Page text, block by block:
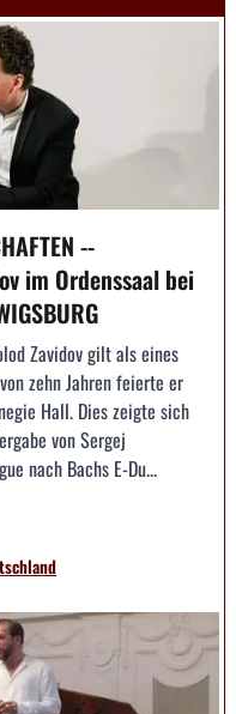
--
im Ordenssaal bei
Zavidov gilt als eines
zehn Jahren feierte er
Hall. Dies zeigte sich
von Sergej
nach Bachs E-Du...